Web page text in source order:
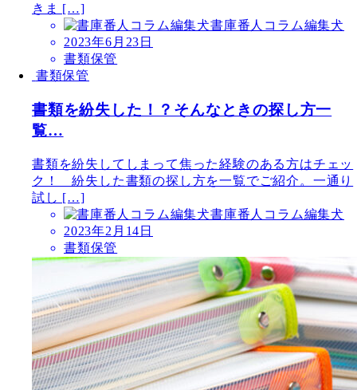
きま […]
書庫番人コラム編集犬
2023年6月23日
書類保管
書類保管
書類を紛失した！？そんなときの探し方一
覧…
書類を紛失してしまって焦った経験のある方はチェッ
ク！ 紛失した書類の探し方を一覧でご紹介。一通り
試し […]
書庫番人コラム編集犬
2023年2月14日
書類保管